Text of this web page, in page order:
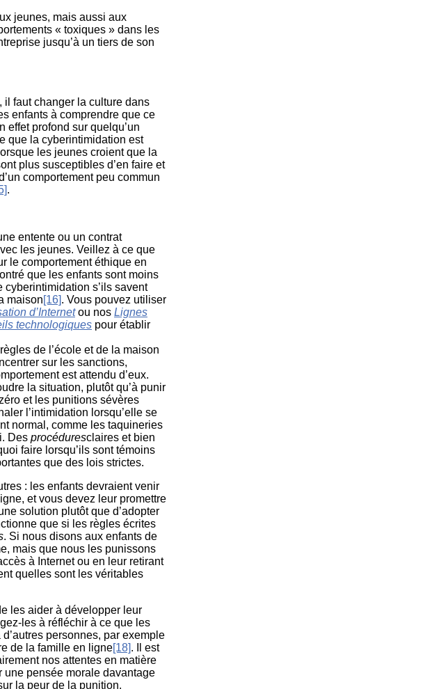
jeunes, mais aussi aux
« toxiques » dans les
jusqu’à un tiers de son
faut changer la culture dans
enfants à comprendre que ce
effet profond sur quelqu’un
que la cyberintimidation est
les jeunes croient que la
plus susceptibles d’en faire et
comportement peu commun
.
entente ou un contrat
les jeunes. Veillez à ce que
le comportement éthique en
que les enfants sont moins
cyberintimidation s’ils savent
maison[16]. Vous pouvez utiliser
d’Internetou nos Lignes
technologiques pour établir
de l’école et de la maison
sur les sanctions,
est attendu d’eux.
la situation, plutôt qu’à punir
et les punitions sévères
l’intimidation lorsqu’elle se
normal, comme les taquineries
Des procéduresclaires et bien
faire lorsqu’ils sont témoins
que des lois strictes.
: les enfants devraient venir
et vous devez leur promettre
solution plutôt que d’adopter
que si les règles écrites
. Si nous disons aux enfants de
mais que nous les punissons
à Internet ou en leur retirant
quelles sont les véritables
les aider à développer leur
les à réfléchir à ce que les
personnes, par exemple
de la famille en ligne[18]. Il est
nos attentes en matière
une pensée morale davantage
la peur de la punition.